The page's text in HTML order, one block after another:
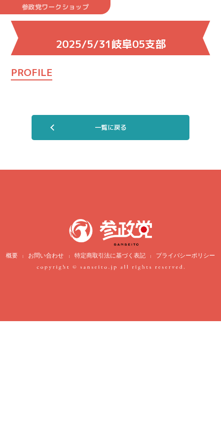
参政党ワークショップ
2025/5/31岐阜05支部
PROFILE
一覧に戻る
概要 | お問い合わせ | 特定商取引法に基づく表記 | プライバシーポリシー